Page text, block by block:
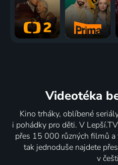
Videotéka
Kino trháky, oblíbené
i pohádky pro děti. V
přes 15 000 různých filmů
tak jednoduše najdete
v